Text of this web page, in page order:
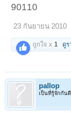
90110
23 กันยายน 2010
ถูกใจ x 1 ดูร
pallop
เป็นที่รู้จักกันดี